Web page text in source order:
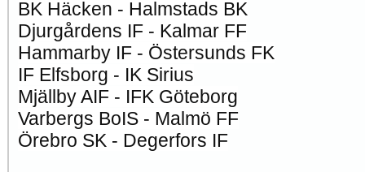
BK Häcken - Halmstads BK
Djurgårdens IF - Kalmar FF
Hammarby IF - Östersunds FK
IF Elfsborg - IK Sirius
Mjällby AIF - IFK Göteborg
Varbergs BoIS - Malmö FF
Örebro SK - Degerfors IF